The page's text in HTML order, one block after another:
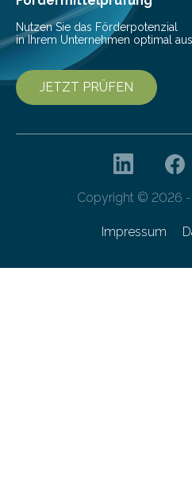
Nutzen Sie das Förderpotenzial
in Ihrem Unternehmen optimal
JETZT PRÜFEN
Copyright © 2026 -
Impressum